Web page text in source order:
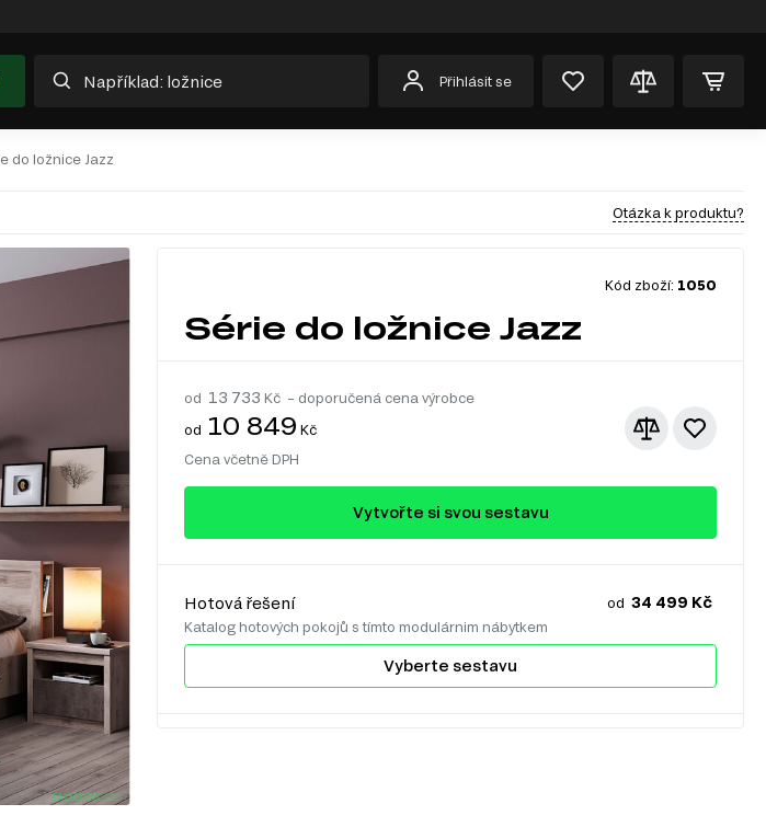
Přihlásit se
do ložnice Jazz
Otázka k produktu?
Kód zboží: 1050
Série do ložnice Jazz
od 13 733 Kč – doporučená cena výrobce
od 10 849 Kč
Cena včetně DPH
Vytvořte si svou sestavu
Hotová řešení
Katalog hotových pokojů s tímto modulárnim nábytkem
od 34 499 Kč
Vyberte sestavu